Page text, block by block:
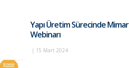
Yapı Üretim Sürecinde Mimar
Webinarı
| 15 Mart 2024